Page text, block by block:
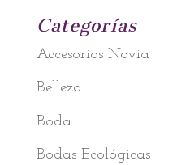
Categorías
Accesorios Novia
Belleza
Boda
Bodas Ecológicas